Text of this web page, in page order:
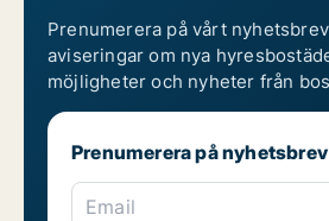
Prenumerera på vårt
aviseringar om nya
möjligheter och nyheter från
Prenumerera på nyhetsbrev
Email